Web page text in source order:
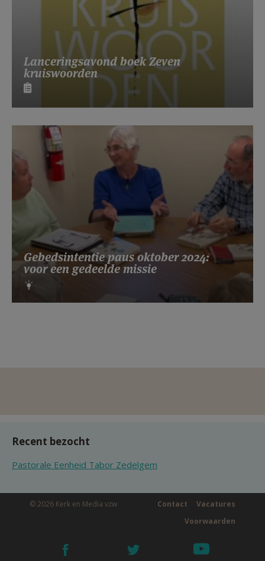
Lanceringsavond boek Zeven
kruiswoorden
Gebedsintentie paus oktober 2024:
voor een gedeelde missie
Recent bezocht
Pastorale Eenheid Tabor Zedelgem
© 2026 Kerk en Media vzw Vacatures
Contact
Voorwaarden